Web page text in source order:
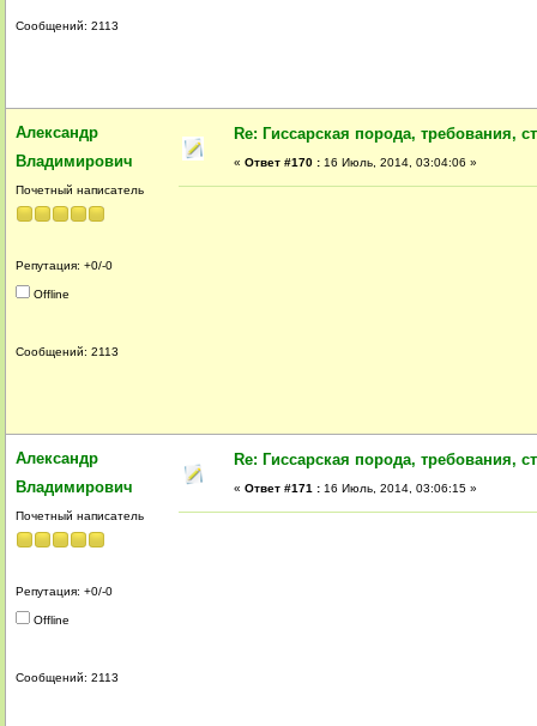
Сообщений: 2113
Александр
Владимирович
Почетный написатель
Репутация: +0/-0
Offline
Сообщений: 2113
Re: Гиссарская порода, требования,
« Ответ #170 : 16 Июль, 2014, 03:04:06 »
Александр
Владимирович
Почетный написатель
Репутация: +0/-0
Offline
Сообщений: 2113
Re: Гиссарская порода, требования,
« Ответ #171 : 16 Июль, 2014, 03:06:15 »